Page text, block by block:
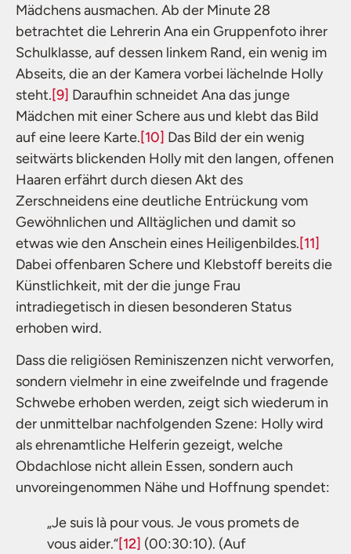
Mädchens ausmachen. Ab der Minute 28
betrachtet die Lehrerin Ana ein Gruppenfoto ihrer
Schulklasse, auf dessen linkem Rand, ein wenig im
Abseits, die an der Kamera vorbei lächelnde Holly
steht.[9] Daraufhin schneidet Ana das junge
Mädchen mit einer Schere aus und klebt das Bild
auf eine leere Karte.[10] Das Bild der ein wenig
seitwärts blickenden Holly mit den langen, offenen
Haaren erfährt durch diesen Akt des
Zerschneidens eine deutliche Entrückung vom
Gewöhnlichen und Alltäglichen und damit so
etwas wie den Anschein eines Heiligenbildes.[11]
Dabei offenbaren Schere und Klebstoff bereits die
Künstlichkeit, mit der die junge Frau
intradiegetisch in diesen besonderen Status
erhoben wird.
Dass die religiösen Reminiszenzen nicht verworfen,
sondern vielmehr in eine zweifelnde und fragende
Schwebe erhoben werden, zeigt sich wiederum in
der unmittelbar nachfolgenden Szene: Holly wird
als ehrenamtliche Helferin gezeigt, welche
Obdachlose nicht allein Essen, sondern auch
unvoreingenommen Nähe und Hoffnung spendet:
„Je suis là pour vous. Je vous promets de
vous aider.“[12] (00:30:10). (Auf